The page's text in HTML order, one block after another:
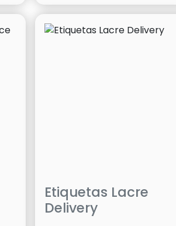
Etiquetas Lacre
Delivery